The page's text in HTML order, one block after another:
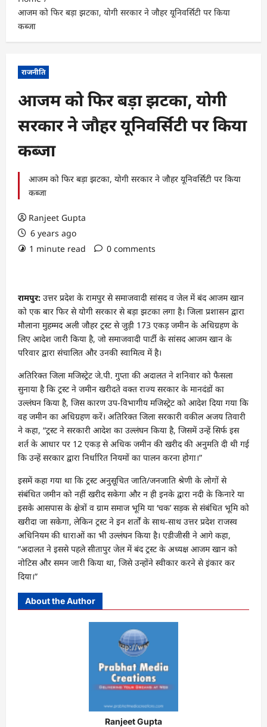
आजम को फिर बड़ा झटका, योगी सरकार ने जौहर यूनिवर्सिटी पर किया
कब्जा
राजनीति
आजम को फिर बड़ा झटका, योगी
सरकार ने जौहर यूनिवर्सिटी पर किया
कब्जा
आजम को फिर बड़ा झटका, योगी सरकार ने जौहर यूनिवर्सिटी पर किया
कब्जा
Ranjeet Gupta
6 years ago
1 minute read
0 comments
रामपुर: उत्तर प्रदेश के रामपुर से समाजवादी सांसद व जेल में बंद आजम खान
को एक बार फिर से योगी सरकार से बड़ा झटका लगा है। जिला प्रशासन द्वारा
मौलाना मुहम्मद अली जौहर ट्रस्ट से जुड़ी 173 एकड़ जमीन के अधिग्रहण के
लिए आदेश जारी किया है, जो समाजवादी पार्टी के सांसद आजम खान के
परिवार द्वारा संचालित और उनकी स्वामित्व में है।
अतिरिक्त जिला मजिस्ट्रेट जे.पी. गुप्ता की अदालत ने शनिवार को फैसला
सुनाया है कि ट्रस्ट ने जमीन खरीदते वक्त राज्य सरकार के मानदंडों का
उल्लंघन किया है, जिस कारण उप-विभागीय मजिस्ट्रेट को आदेश दिया गया कि
वह जमीन का अधिग्रहण करें। अतिरिक्त जिला सरकारी वकील अजय तिवारी
ने कहा, “ट्रस्ट ने सरकारी आदेश का उल्लंघन किया है, जिसमें उन्हें सिर्फ इस
शर्त के आधार पर 12 एकड़ से अधिक जमीन की खरीद की अनुमति दी थी गई
कि उन्हें सरकार द्वारा निर्धारित नियमों का पालन करना होगा।”
इसमें कहा गया था कि ट्रस्ट अनुसूचित जाति/जनजाति श्रेणी के लोगों से
संबंधित जमीन को नहीं खरीद सकेगा और न ही इनके द्वारा नदी के किनारे या
इसके आसपास के क्षेत्रों व ग्राम समाज भूमि या ‘चक’ सड़क से संबंधित भूमि को
खरीदा जा सकेगा, लेकिन ट्रस्ट ने इन शर्तों के साथ-साथ उत्तर प्रदेश राजस्व
अधिनियम की धाराओं का भी उल्लंघन किया है। एडीजीसी ने आगे कहा,
“अदालत ने इससे पहले सीतापुर जेल में बंद ट्रस्ट के अध्यक्ष आजम खान को
नोटिस और समन जारी किया था, जिसे उन्होंने स्वीकार करने से इंकार कर
दिया।”
About the Author
Ranjeet Gupta